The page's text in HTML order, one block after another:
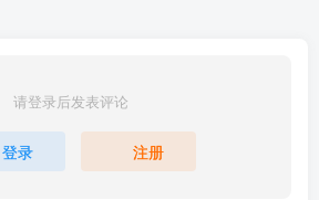
请登录后发表评论
登录 注册